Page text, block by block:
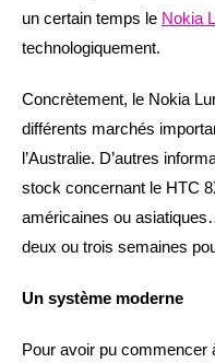
un certain temps le Nokia
technologiquement.
Concrètement, le Nokia
différents marchés
l’Australie. D’autres
stock concernant le HTC
américaines ou
deux ou trois semaines
Un système moderne
Pour avoir pu commencer